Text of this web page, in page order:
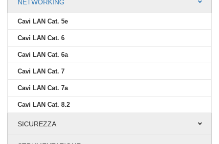
NETWORKING
Cavi LAN Cat. 5e
Cavi LAN Cat. 6
Cavi LAN Cat. 6a
Cavi LAN Cat. 7
Cavi LAN Cat. 7a
Cavi LAN Cat. 8.2
SICUREZZA